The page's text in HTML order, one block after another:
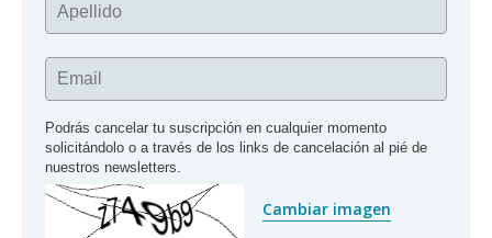
Apellido
Email
Podrás cancelar tu suscripción en cualquier momento
solicitándolo o a través de los links de cancelación al pié de
nuestros newsletters.
Cambiar imagen